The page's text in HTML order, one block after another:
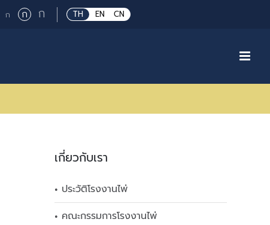
TH EN CN
ก Small
กRegular
กLarge
font
เกี่ยวกับเรา
ประวัติโรงงานไพ่
คณะกรรมการโรงงานไพ่